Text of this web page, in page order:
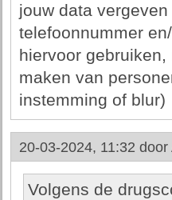
jouw data
telefoonnummer
hiervoor
maken van
instemming of blur)
20-03-2024, 11:32 door
Volgens de